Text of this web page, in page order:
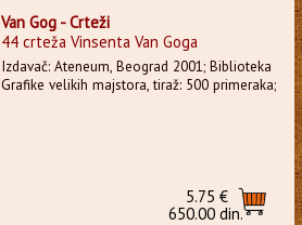
Van Gog - Crteži
44 crteža Vinsenta Van Goga
Izdavač: Ateneum, Beograd 2001; Biblioteka
Grafike velikih majstora, tiraž: 500 primeraka;
5.75 €
650.00 din.